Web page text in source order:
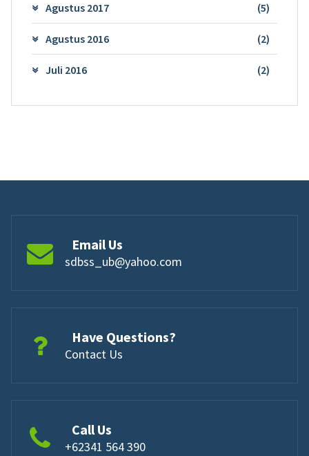
Agustus 2017 (5)
Agustus 2016 (2)
Juli 2016 (2)
Email Us
sdbss_ub@yahoo.com
Have Questions?
Contact Us
Call Us
+62341 564 390